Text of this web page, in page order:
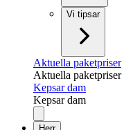
Vi tipsar
Aktuella paketpriser
Aktuella paketpriser
Kepsar dam
Kepsar dam